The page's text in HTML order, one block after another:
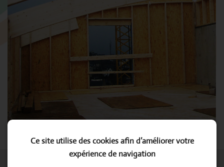
Ce site utilise des cookies afin d’améliorer votre
expérience de navigation